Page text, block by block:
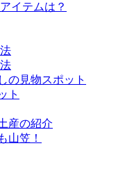
イテムは？
の見物スポット
ト
産の紹介
山笠！